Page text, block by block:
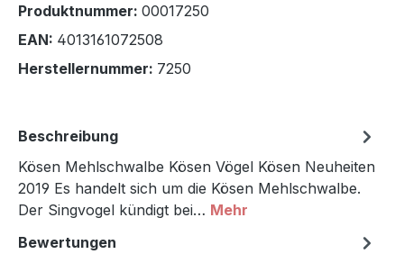
Produktnummer: 00017250
EAN: 4013161072508
Herstellernummer: 7250
Beschreibung
Kösen Mehlschwalbe Kösen Vögel Kösen Neuheiten
2019 Es handelt sich um die Kösen Mehlschwalbe.
Der Singvogel kündigt bei… Mehr
Bewertungen